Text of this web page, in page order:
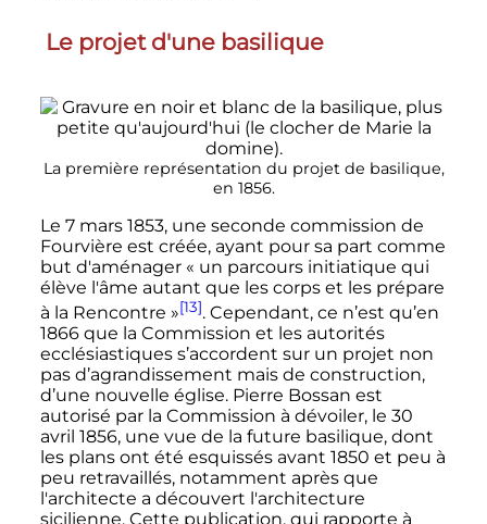
Le projet d'une basilique
La première représentation du projet de basilique,
en 1856.
Le 7 mars 1853, une seconde commission de
Fourvière est créée, ayant pour sa part comme
but d'aménager « un parcours initiatique qui
élève l'âme autant que les corps et les prépare
à la Rencontre »[13]. Cependant, ce n’est qu’en
1866 que la Commission et les autorités
ecclésiastiques s’accordent sur un projet non
pas d’agrandissement mais de construction,
d’une nouvelle église. Pierre Bossan est
autorisé par la Commission à dévoiler, le 30
avril 1856, une vue de la future basilique, dont
les plans ont été esquissés avant 1850 et peu à
peu retravaillés, notamment après que
l'architecte a découvert l'architecture
sicilienne. Cette publication, qui rapporte à